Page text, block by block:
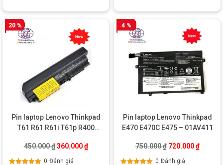
20 %
Pin laptop Lenovo Thinkpad
T61 R61 R61i T61p R400
450.000₫ Giá gốc là: 450.000 ₫.
360.000₫Giá hiện tại là: 360.000 ₫.
0 Đánh giá
4 %
Pin laptop Lenovo Thinkpad
E470 E470C E475 – 01AV411
750.000₫ Giá gốc là:
720.000₫Giá
0 Đánh giá